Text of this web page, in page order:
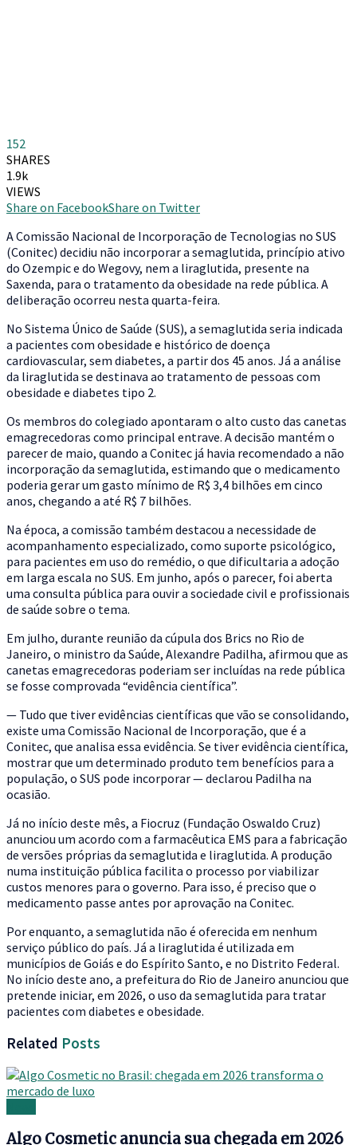
152
SHARES
1.9k
VIEWS
Share on FacebookShare on Twitter
A Comissão Nacional de Incorporação de Tecnologias no SUS
(Conitec) decidiu não incorporar a semaglutida, princípio ativo
do Ozempic e do Wegovy, nem a liraglutida, presente na
Saxenda, para o tratamento da obesidade na rede pública. A
deliberação ocorreu nesta quarta-feira.
No Sistema Único de Saúde (SUS), a semaglutida seria indicada
a pacientes com obesidade e histórico de doença
cardiovascular, sem diabetes, a partir dos 45 anos. Já a análise
da liraglutida se destinava ao tratamento de pessoas com
obesidade e diabetes tipo 2.
Os membros do colegiado apontaram o alto custo das canetas
emagrecedoras como principal entrave. A decisão mantém o
parecer de maio, quando a Conitec já havia recomendado a não
incorporação da semaglutida, estimando que o medicamento
poderia gerar um gasto mínimo de R$ 3,4 bilhões em cinco
anos, chegando a até R$ 7 bilhões.
Na época, a comissão também destacou a necessidade de
acompanhamento especializado, como suporte psicológico,
para pacientes em uso do remédio, o que dificultaria a adoção
em larga escala no SUS. Em junho, após o parecer, foi aberta
uma consulta pública para ouvir a sociedade civil e profissionais
de saúde sobre o tema.
Em julho, durante reunião da cúpula dos Brics no Rio de
Janeiro, o ministro da Saúde, Alexandre Padilha, afirmou que as
canetas emagrecedoras poderiam ser incluídas na rede pública
se fosse comprovada “evidência científica”.
— Tudo que tiver evidências científicas que vão se consolidando,
existe uma Comissão Nacional de Incorporação, que é a
Conitec, que analisa essa evidência. Se tiver evidência científica,
mostrar que um determinado produto tem benefícios para a
população, o SUS pode incorporar — declarou Padilha na
ocasião.
Já no início deste mês, a Fiocruz (Fundação Oswaldo Cruz)
anunciou um acordo com a farmacêutica EMS para a fabricação
de versões próprias da semaglutida e liraglutida. A produção
numa instituição pública facilita o processo por viabilizar
custos menores para o governo. Para isso, é preciso que o
medicamento passe antes por aprovação na Conitec.
Por enquanto, a semaglutida não é oferecida em nenhum
serviço público do país. Já a liraglutida é utilizada em
municípios de Goiás e do Espírito Santo, e no Distrito Federal.
No início deste ano, a prefeitura do Rio de Janeiro anunciou que
pretende iniciar, em 2026, o uso da semaglutida para tratar
pacientes com diabetes e obesidade.
Related Posts
Algo Cosmetic anuncia sua chegada em 2026